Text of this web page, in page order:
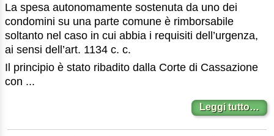
La spesa autonomamente sostenuta da uno dei
condomini su una parte comune è rimborsabile
soltanto nel caso in cui abbia i requisiti dell’urgenza,
ai sensi dell’art. 1134 c. c.
Il principio è stato ribadito dalla Corte di Cassazione
con ...
Leggi tutto…